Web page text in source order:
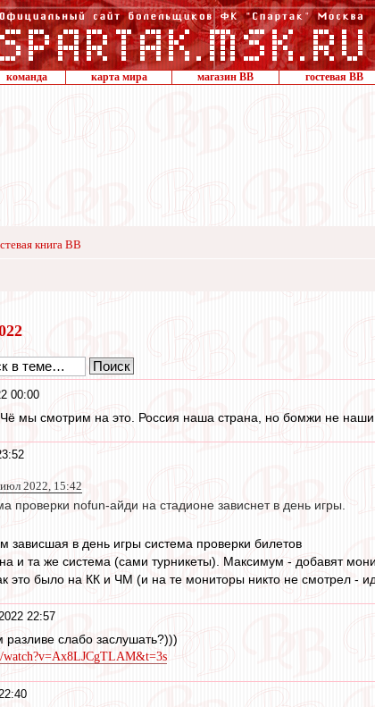
команда карта мира магазин ВВ гостевая ВВ
книга ВВ
00:00
мы смотрим на это. Россия наша страна, но бомжи не
2022, 15:42
проверки nofun-айди на стадионе зависнет в день игры.
зависшая в день игры система проверки билетов
и та же система (сами турникеты). Максимум - добавят
это было на КК и ЧМ (и на те мониторы никто не смотрел -
22:57
разливе слабо заслушать?)))
watch?v=Ax8LJCgTLAM&t=3s